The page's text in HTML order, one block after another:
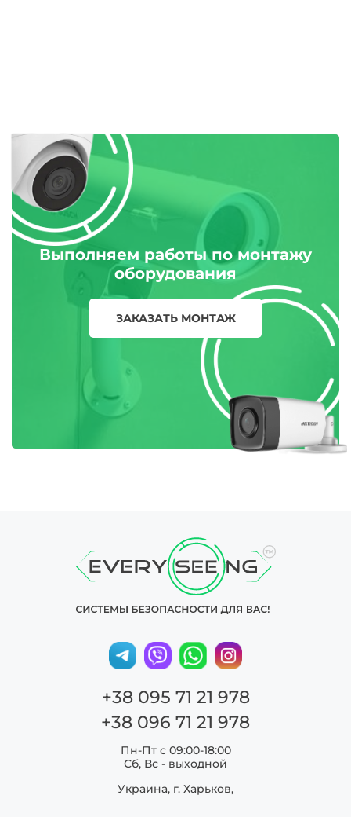
Выполняем работы по монтажу
оборудования
ЗАКАЗАТЬ МОНТАЖ
+38 095 71 21 978
+38 096 71 21 978
Пн-Пт с 09:00-18:00
Сб, Вс - выходной
Украина, г. Харьков,